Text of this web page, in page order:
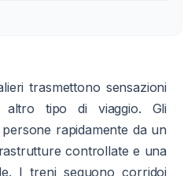
trasmettono sensazioni
altro tipo di viaggio. Gli
rapidamente da un
controllate e una
I treni seguono corridoi